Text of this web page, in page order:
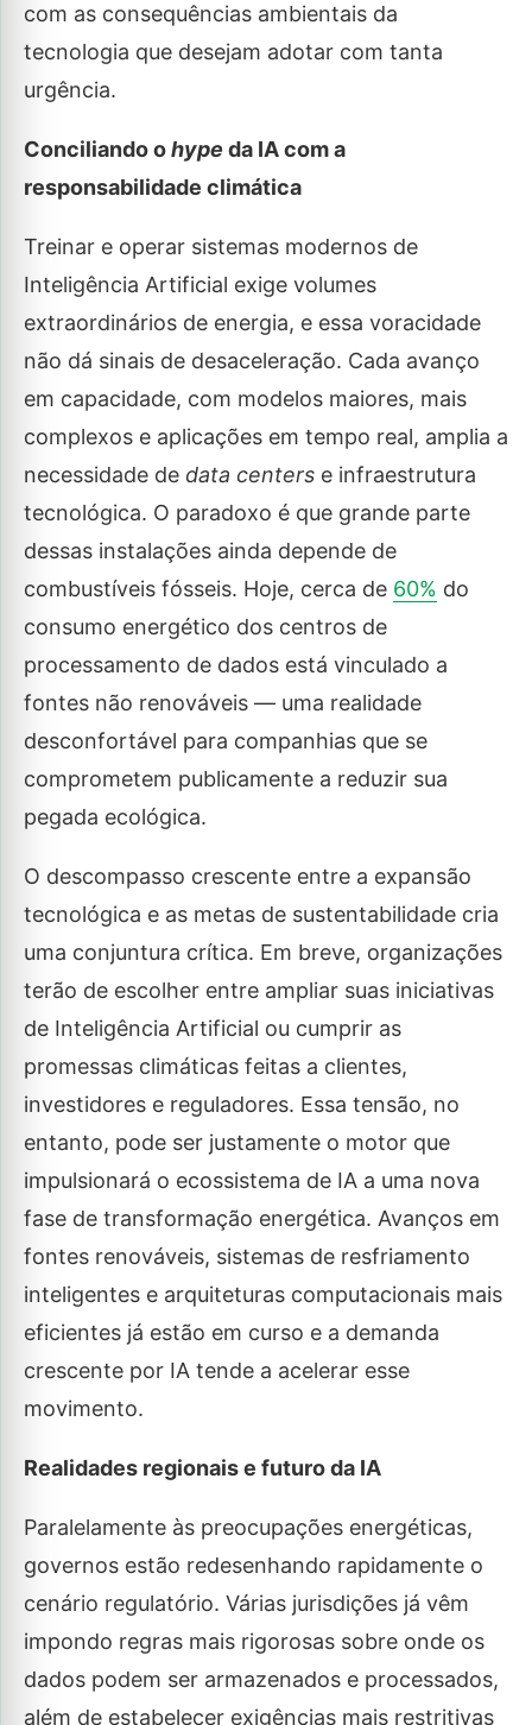
com as consequências ambientais da
tecnologia que desejam adotar com tanta
urgência.
Conciliando ohype da IA com a
responsabilidade climática
Treinar e operar sistemas modernos de
Inteligência Artificial exige volumes
extraordinários de energia, e essa voracidade
não dá sinais de desaceleração. Cada avanço
em capacidade, com modelos maiores, mais
complexos e aplicações em tempo real, amplia a
necessidade de data centers e infraestrutura
tecnológica. O paradoxo é que grande parte
dessas instalações ainda depende de
combustíveis fósseis. Hoje, cerca de 60% do
consumo energético dos centros de
processamento de dados está vinculado a
fontes não renováveis — uma realidade
desconfortável para companhias que se
comprometem publicamente a reduzir sua
pegada ecológica.
O descompasso crescente entre a expansão
tecnológica e as metas de sustentabilidade cria
uma conjuntura crítica. Em breve, organizações
terão de escolher entre ampliar suas iniciativas
de Inteligência Artificial ou cumprir as
promessas climáticas feitas a clientes,
investidores e reguladores. Essa tensão, no
entanto, pode ser justamente o motor que
impulsionará o ecossistema de IA a uma nova
fase de transformação energética. Avanços em
fontes renováveis, sistemas de resfriamento
inteligentes e arquiteturas computacionais mais
eficientes já estão em curso e a demanda
crescente por IA tende a acelerar esse
movimento.
Realidades regionais e futuro da IA
Paralelamente às preocupações energéticas,
governos estão redesenhando rapidamente o
cenário regulatório. Várias jurisdições já vêm
impondo regras mais rigorosas sobre onde os
dados podem ser armazenados e processados,
além de estabelecer exigências mais restritivas